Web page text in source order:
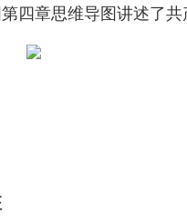
四章思维导图讲述了